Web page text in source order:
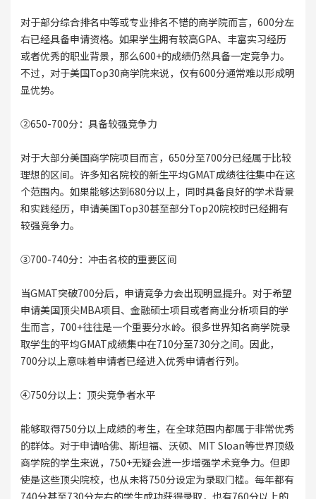
对于部分综合排名中等或专业排名不错的商学院而言，600分左
右已经具备申请资格。如果学生拥有较高GPA、丰富实习经历
或者优秀的职业背景，那么600+的成绩仍然具备一定竞争力。
不过，对于美国Top30商学院来说，仅有600分通常难以形成明
显优势。
②650-700分：具备较强竞争力
对于大部分美国商学院项目而言，650分至700分已经属于比较
理想的区间。许多知名院校的新生平均GMAT成绩往往集中在这
个范围内。如果能够达到680分以上，同时具备良好的学术背景
和实践经历，申请美国Top30甚至部分Top20院校时已经拥有
较强竞争力。
③700-740分：冲击名校的重要区间
当GMAT突破700分后，申请竞争力会出现明显提升。对于希望
申请美国顶尖MBA项目、金融硕士项目或者商业分析项目的学
生而言，700+往往是一个重要分水岭。很多世界知名商学院录
取学生的平均GMAT成绩集中在710分至730分之间。因此，
700分以上意味着申请者已经进入优秀申请者行列。
④750分以上：顶尖竞争者水平
能够取得750分以上成绩的考生，在全球范围内都属于非常优秀
的群体。对于申请哈佛、斯坦福、沃顿、MIT Sloan等世界顶级
商学院的学生来说，750+无疑会进一步增强学术竞争力。但即
使是这些顶尖院校，也从未将750分设定为录取门槛。每年都有